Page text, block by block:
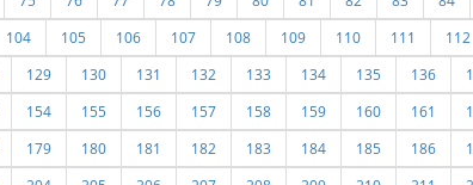
104 105 106 107 108 109 110 111 112
129 130 131 132 133 134 135 136
154 155 156 157 158 159 160 161
179 180 181 182 183 184 185 186